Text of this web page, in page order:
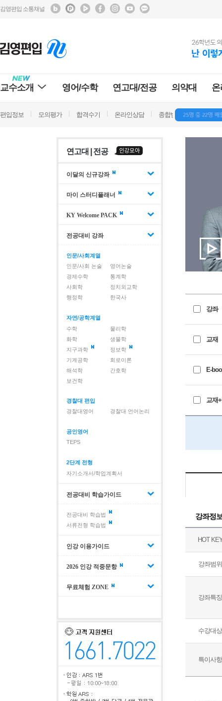
김영편입 소통채널
교수소개 영어/수학 연고대/전공 의약대
편입정보 모의평가 합격수기 온라인상담 종합반 방문상담
연고대 | 전공
이달의 신규강좌
마이 스터디플래너
KY Welcome PACK
전공대비 강좌
인문/사회계열
인문/사회 논술
영어논술
경제수학
통계학
사회학
정치외교학
행정학
한국사
자연/공학계열
수학
물리학
화학
생물학
지구과학
정보학
기계공학
회로이론
해석학
간호학
보건학
경찰대 편입
경찰대영어
경찰대 언어논리
공인영어
TEPS
2단계 전형
자기소개서/학업계획서
전공대비 학습가이드
전공대비 학습법
서류전형 학습법
인강 이용가이드
2026 인강 적중문항
무료체험 ZONE
강좌
교재
E-
교재
강좌정
HOT
강좌범위
강좌특징
수강대상
특이사항